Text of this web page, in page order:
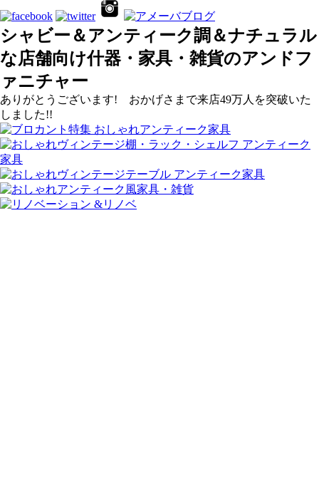
シャビー＆アンティーク調＆ナチュラル
な店舗向け什器・家具・雑貨のアンドフ
ァニチャー
ありがとうございます! おかげさまで来店49万人を突破いた
しました!!